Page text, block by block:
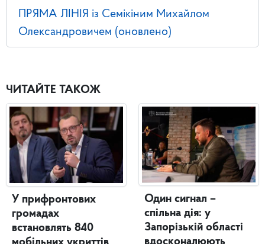
ПРЯМА ЛІНІЯ із Семікіним Михайлом
Олександровичем (оновлено)
ЧИТАЙТЕ ТАКОЖ
У прифронтових
громадах
встановлять 840
Один сигнал –
спільна дія: у
Запорізькій області